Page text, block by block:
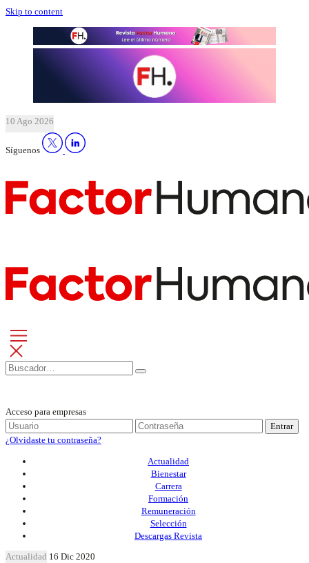
Skip to content
10 Ago 2026
Síguenos
Acceso para empresas
Entrar
¿Olvidaste tu contraseña?
Actualidad
Bienestar
Carrera
Formación
Remuneración
Selección
Descargas Revista
Actualidad 16 Dic 2020